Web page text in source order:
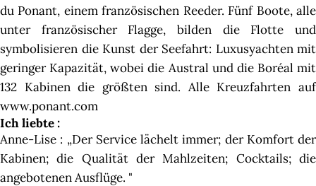
du Ponant, einem französischen Reeder. Fünf Boote, alle
unter französischer Flagge, bilden die Flotte und
symbolisieren die Kunst der Seefahrt: Luxusyachten mit
geringer Kapazität, wobei die Austral und die Boréal mit
132 Kabinen die größten sind. Alle Kreuzfahrten auf
www.ponant.com
Ich liebte :
Anne-Lise : „Der Service lächelt immer; der Komfort der
Kabinen; die Qualität der Mahlzeiten; Cocktails; die
angebotenen Ausflüge. "